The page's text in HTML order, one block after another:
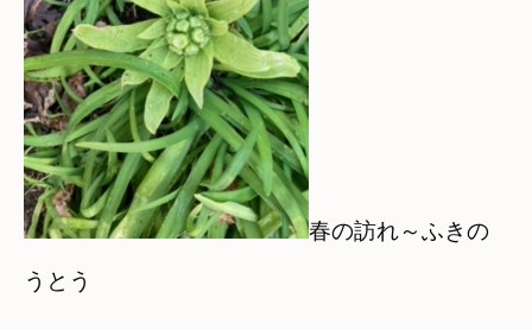
春の訪れ～ふきの
うとう